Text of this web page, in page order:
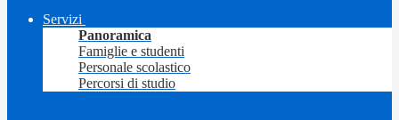
Servizi
Panoramica
Famiglie e studenti
Personale scolastico
Percorsi di studio